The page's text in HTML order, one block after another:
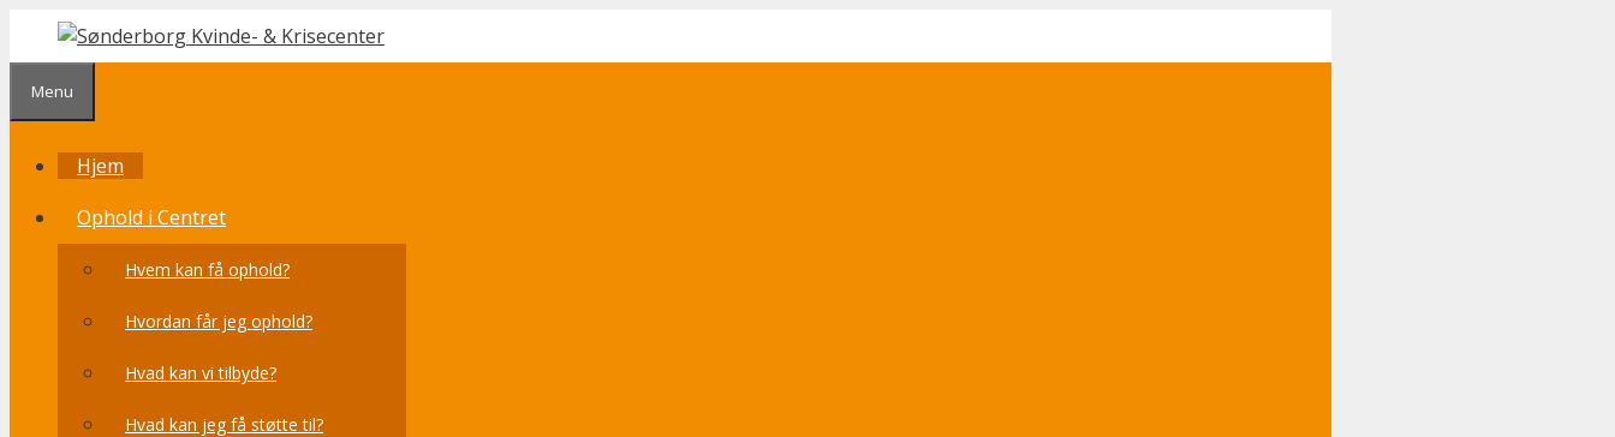
indhold
Menu
Hjem
Ophold i Centret
Hvem kan få ophold?
Hvordan får jeg ophold?
Hvad kan vi tilbyde?
Hvad kan jeg få støtte til?